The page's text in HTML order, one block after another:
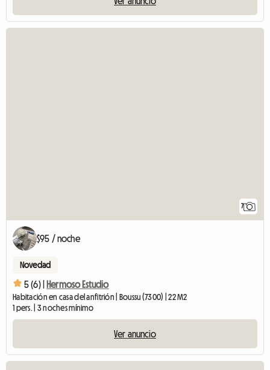
7
$95 / noche
Novedad
5 (6) | Hermoso Estudio
Habitación en casa del anfitrión | Boussu (7300) | 22 M2
1 pers. | 3 noches mínimo
Ver anuncio